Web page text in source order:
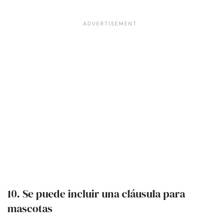
10. Se puede incluir una cláusula para
mascotas